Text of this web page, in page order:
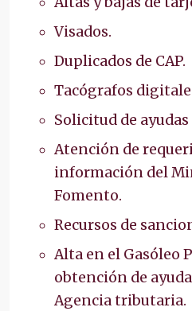
Visados.
Duplicados de CAP.
Tacógrafos
Solicitud de
Atención de
información del
Fomento.
Recursos de
Alta en el Gasóleo
obtención de
Agencia tributaria.